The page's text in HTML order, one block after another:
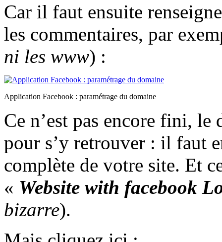
Car il faut ensuite
les commentaires, par
ni les www) :
Application Facebook : paramétrage du domaine
Ce n’est pas encore fini,
pour s’y retrouver : il faut
complète de votre site. Et
« Website with facebook
bizarre).